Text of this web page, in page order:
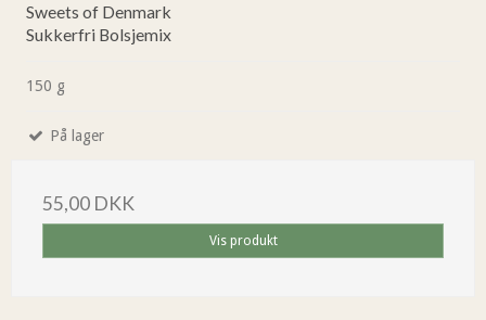
Sweets of Denmark
Sukkerfri Bolsjemix
150 g
På lager
55,00 DKK
Vis produkt